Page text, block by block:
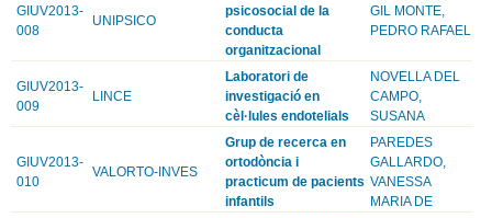
GIUV2013-
008
UNIPSICO
psicosocial de la
conducta
organitzacional
GIL MONTE,
PEDRO RAFAEL
GIUV2013-
009
LINCE
Laboratori de
investigació en
cèl·lules endotelials
NOVELLA DEL
CAMPO,
SUSANA
GIUV2013-
010
VALORTO-INVES
Grup de recerca en
ortodòncia i
practicum de pacients
infantils
PAREDES
GALLARDO,
VANESSA
MARIA DE